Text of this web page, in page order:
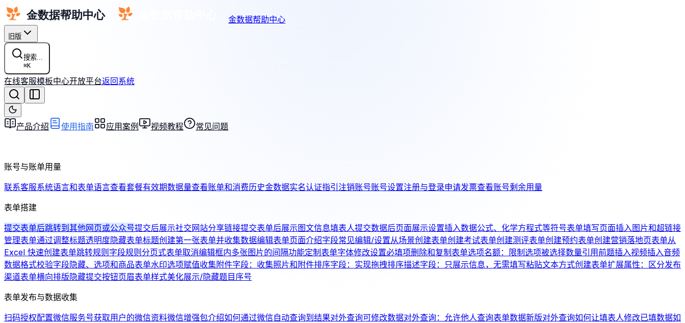
金数据帮助中心
旧版
搜索...
⌘K
在线客服模板中心开放平台返回系统
产品介绍 使用指南 应用案例 视频教程 常见问题
账号与账单用量
联系客服系统语言和表单语言查看套餐有效期数据量查看账单和消费历史金数据实名认证指引 注销账号账号设置注册与登录申请发票查看账号剩余用量
表单搭建
提交表单后跳转到其他网页或公众号提交后展示社交网站分享链接提交表单后展示图文信息填表人提交数据后页面展示设置插入数据公式、化学方程式等符号表单填写页面插入图片和超链接
管理表单通过调整标题透明度隐藏表单标题创建第一张表单并收集数据编辑表单页面介绍字段常见编辑/设置从场景创建表单创建考试表单创建测评表单创建预约表单创建营销落地页表单从
Excel 快速创建表单跳转规则 字段规则 分页式表单取消编辑框内多张图片的间隔功能定制 表单字体修改设置必填项删除和复制表单选项名额：限制选项被选择数量引用前题插入视频插入音频
数据格式校验字段隐藏、选项和商品表单水印选项赋值收集附件字段：收集照片和附件排序字段：实现拖拽排序描述字段：只展示信息，无需填写粘贴文本方式创建表单扩展属性：区分发布
渠道表单横向排版隐藏提交按钮页眉表单样式美化展示/隐藏题目序号
表单发布与数据收集
扫码授权配置微信服务号获取用户的微信资料微信增强包介绍如何通过微信自动查询到结果对外查询可修改数据对外查询：允许他人查询表单数据新版对外查询如何让填表人修改已填数据如